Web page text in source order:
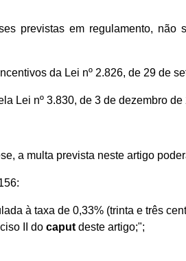
previstas em regulamento,
da Lei nº 2.826, de 29 de
Lei nº 3.830, de 3 de dezembro de
a multa prevista neste artigo
à taxa de 0,33% (trinta e três
II docaput deste artigo;";